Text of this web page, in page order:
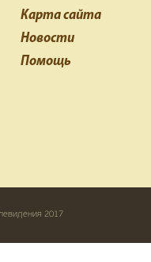
Карта сайта
Новости
Помощь
2017